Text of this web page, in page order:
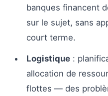
banques financent
sur le sujet, sans
court terme.
Logistique:
allocation de
flottes — des